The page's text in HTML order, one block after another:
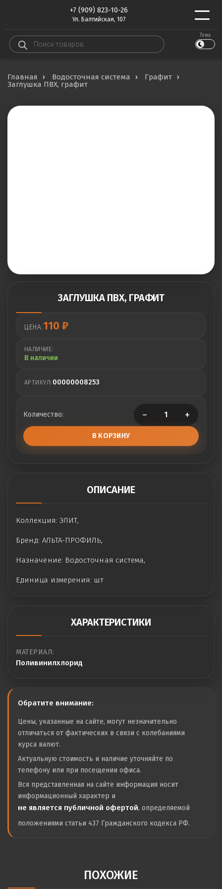
+7 (909) 823-10-26
Ул. Балтийская, 107
Поиск
товаров
Тема
Главная Водосточная система
Графит
Заглушка ПВХ, графит
ЗАГЛУШКА ПВХ, ГРАФИТ
ЦЕНА:110 ₽
НАЛИЧИЕ:
В наличии
АРТИКУЛ: 00000008253
Количество: − +
В КОРЗИНУ
ОПИСАНИЕ
Коллекция: ЭЛИТ,
Бренд: АЛЬТА-ПРОФИЛЬ,
Назначение: Водосточная система,
Единица измерения: шт
ХАРАКТЕРИСТИКИ
МАТЕРИАЛ:
Поливинилхлорид
Обратите внимание:
Цены, указанные на сайте, могут незначительно
отличаться от фактических в связи с колебаниями
курса валют.
Актуальную стоимость и наличие уточняйте по
телефону или при посещении офиса.
Вся представленная на сайте информация носит
информационный характер и
не является публичной офертой, определяемой
положениями статьи 437 Гражданского кодекса РФ.
ПОХОЖИЕ